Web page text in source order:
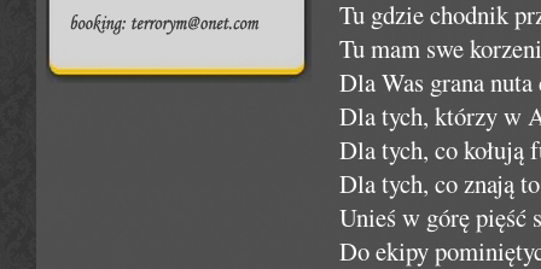
Tu gdzie chodnik
Tu mam swe
Dla Was grana
Dla tych, którzy w
Dla tych, co kołują
Dla tych, co znają
Unieś w górę pięść
Do ekipy